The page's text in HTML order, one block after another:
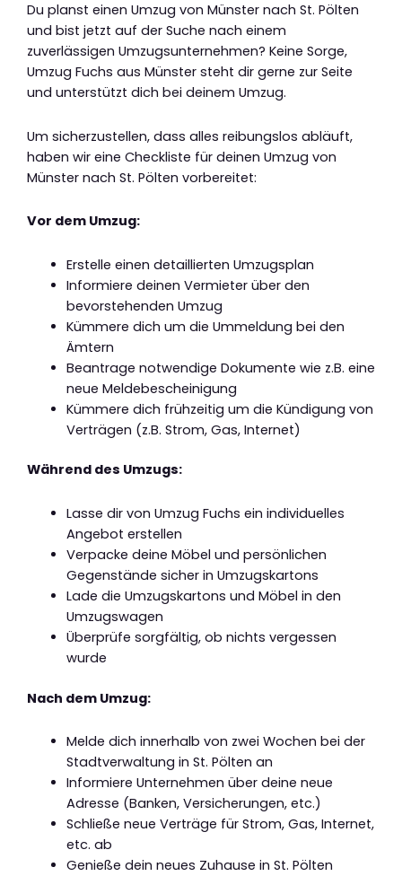
Du planst einen Umzug von Münster nach St. Pölten
und bist jetzt auf der Suche nach einem
zuverlässigen Umzugsunternehmen? Keine Sorge,
Umzug Fuchs aus Münster steht dir gerne zur Seite
und unterstützt dich bei deinem Umzug.
Um sicherzustellen, dass alles reibungslos abläuft,
haben wir eine Checkliste für deinen Umzug von
Münster nach St. Pölten vorbereitet:
Vor dem Umzug:
Erstelle einen detaillierten Umzugsplan
Informiere deinen Vermieter über den
bevorstehenden Umzug
Kümmere dich um die Ummeldung bei den
Ämtern
Beantrage notwendige Dokumente wie z.B. eine
neue Meldebescheinigung
Kümmere dich frühzeitig um die Kündigung von
Verträgen (z.B. Strom, Gas, Internet)
Während des Umzugs:
Lasse dir von Umzug Fuchs ein individuelles
Angebot erstellen
Verpacke deine Möbel und persönlichen
Gegenstände sicher in Umzugskartons
Lade die Umzugskartons und Möbel in den
Umzugswagen
Überprüfe sorgfältig, ob nichts vergessen
wurde
Nach dem Umzug:
Melde dich innerhalb von zwei Wochen bei der
Stadtverwaltung in St. Pölten an
Informiere Unternehmen über deine neue
Adresse (Banken, Versicherungen, etc.)
Schließe neue Verträge für Strom, Gas, Internet,
etc. ab
Genieße dein neues Zuhause in St. Pölten